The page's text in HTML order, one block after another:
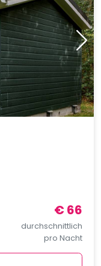
€ 66
durchschnittlich
pro Nacht